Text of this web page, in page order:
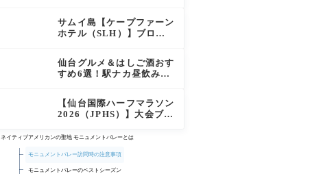
×至福のセミビュッフェを
徹底レポート
サムイ島【ケープファーン
ホテル（SLH）】ブログ
ランド過ごす極上おこもり
ステイ！
仙台グルメ＆はしご酒おす
すめ6選！駅ナカ昼飲みか
ーまで実食レビュー
【仙台国際ハーフマラソン
2026（JPHS）】大会ブロ
を駆け抜ける！マイナスイ
夫婦で参加してみた
ネイティブアメリカンの聖地 モニュメントバレーとは
モニュメントバレー訪問時の注意事項
モニュメントバレーのベストシーズン